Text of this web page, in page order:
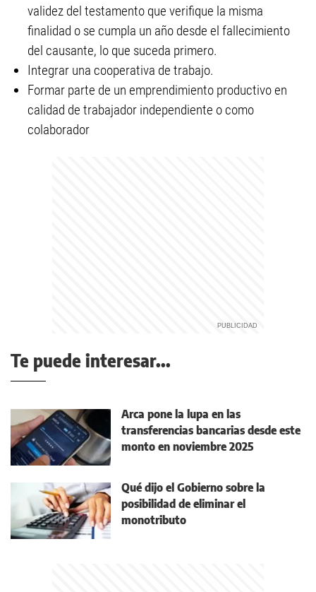
validez del testamento que verifique la misma
finalidad o se cumpla un año desde el fallecimiento
del causante, lo que suceda primero.
Integrar una cooperativa de trabajo.
Formar parte de un emprendimiento productivo en
calidad de trabajador independiente o como
colaborador
Te puede interesar...
Arca pone la lupa en las
transferencias bancarias desde este
monto en noviembre 2025
Qué dijo el Gobierno sobre la
posibilidad de eliminar el
monotributo